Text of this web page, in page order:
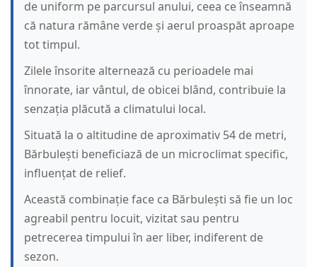
de uniform pe parcursul anului, ceea ce înseamnă
că natura rămâne verde și aerul proaspăt aproape
tot timpul.
Zilele însorite alternează cu perioadele mai
înnorate, iar vântul, de obicei blând, contribuie la
senzația plăcută a climatului local.
Situată la o altitudine de aproximativ 54 de metri,
Bărbulești beneficiază de un microclimat specific,
influențat de relief.
Această combinație face ca Bărbulești să fie un loc
agreabil pentru locuit, vizitat sau pentru
petrecerea timpului în aer liber, indiferent de
sezon.